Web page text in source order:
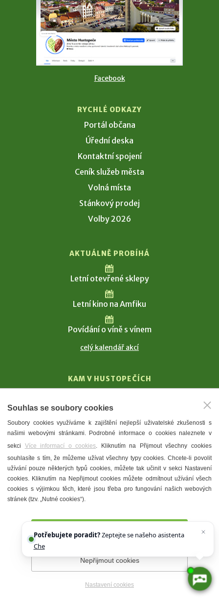
Facebook
RYCHLÉ ODKAZY
Portál občana
Úřední deska
Kontaktní spojení
Ceník služeb města
Volná místa
Stánkový prodej
Volby 2026
AKTUÁLNĚ PROBÍHÁ
Letní otevřené sklepy
Letní kino na Amfiku
Povídání o víně s vínem
celý kalendář akcí
KAM V HUSTOPEČÍCH
T. G. Masaryk
Mandloně
Ubytování
Restaurace
Městské muzeum a galerie
Denní meníčka
Prohlášení o přístupnosti Správce webu
Souhlas se soubory cookies
Soubory cookies využíváme k zajištění nejlepší uživatelské zkušenosti s
našimi webovými stránkami. Podrobné informace o cookies naleznete v
sekci Více informací o cookies. Kliknutím na Přijmout všechny cookies
souhlasíte s tím, že můžeme užívat všechny typy cookies. Chcete-li povolit
užívání pouze některých typů cookies, můžete tak učinit v sekci Nastavení
cookies. Kliknutím na Nepřijmout cookies můžete odmítnout užívání všech
cookies s výjimkou těch, které jsou třeba pro fungování našich webových
stránek (tzv. „Nutné cookies“).
Přijmout všechny cookies
Nepřijmout cookies
Nastavení cookies
Potřebujete poradit?Zeptejte se našeho asistenta
Chettyho